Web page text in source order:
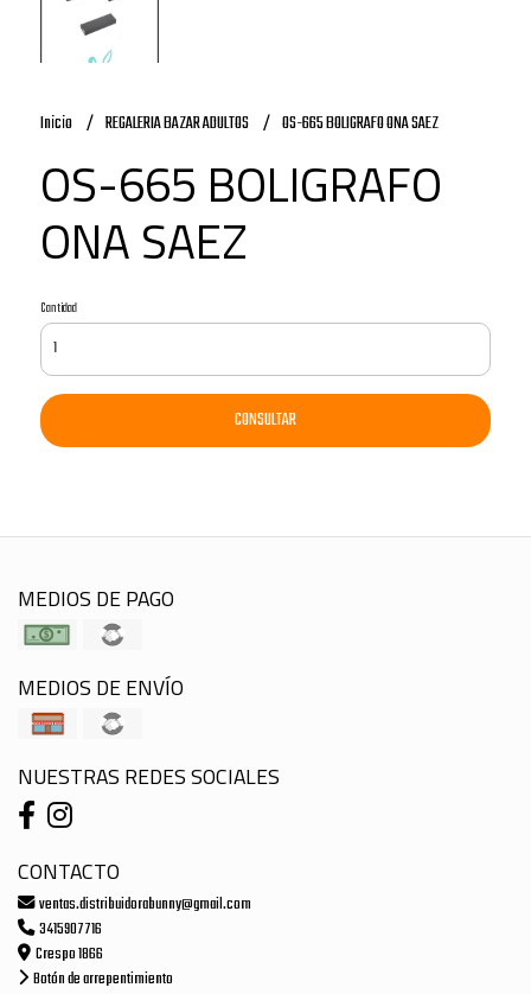
Inicio REGALERIA BAZAR ADULTOS OS-665 BOLIGRAFO ONA SAEZ
OS-665 BOLIGRAFO
ONA SAEZ
Cantidad
CONSULTAR
MEDIOS DE PAGO
MEDIOS DE ENVÍO
NUESTRAS REDES SOCIALES
CONTACTO
ventas.distribuidorabunny@gmail.com
3415907716
Crespo 1866
Botón de arrepentimiento